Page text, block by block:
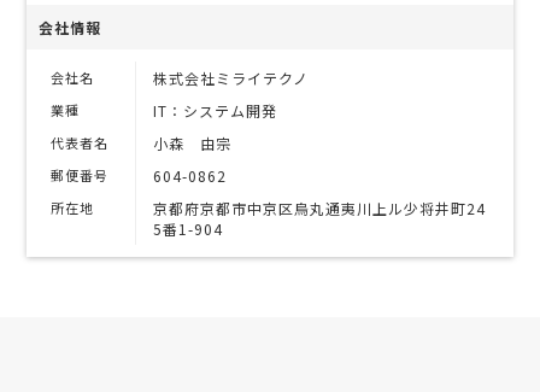
会社情報
会社名 株式会社ミライテクノ
業種 IT：システム開発
代表者名 小森 由宗
郵便番号 604-0862
所在地
京都府京都市中京区烏丸通夷川上ル少将井町24
5番1-904